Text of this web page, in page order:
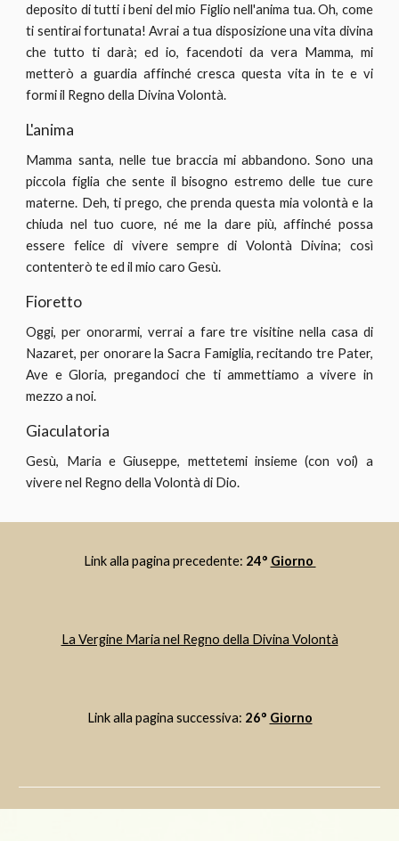
deposito di tutti i beni del mio Figlio nell'anima tua. Oh, come
ti sentirai fortunata! Avrai a tua disposizione una vita divina
che tutto ti darà; ed io, facendoti da vera Mamma, mi
metterò a guardia affinché cresca questa vita in te e vi
formi il Regno della Divina Volontà.
L'anima
Mamma santa, nelle tue braccia mi abbandono. Sono una
piccola figlia che sente il bisogno estremo delle tue cure
materne. Deh, ti prego, che prenda questa mia volontà e la
chiuda nel tuo cuore, né me la dare più, affinché possa
essere felice di vivere sempre di Volontà Divina; così
contenterò te ed il mio caro Gesù.
Fioretto
Oggi, per onorarmi, verrai a fare tre visitine nella casa di
Nazaret, per onorare la Sacra Famiglia, recitando tre Pater,
Ave e Gloria, pregandoci che ti ammettiamo a vivere in
mezzo a noi.
Giaculatoria
Gesù, Maria e Giuseppe, mettetemi insieme (con voi) a
vivere nel Regno della Volontà di Dio.
Link alla pagina precedente: 24° Giorno
La Vergine Maria nel Regno della Divina Volontà
Link alla pagina successiva: 26° Giorno